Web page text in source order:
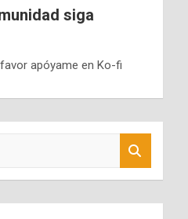
siga
apóyame en Ko-fi